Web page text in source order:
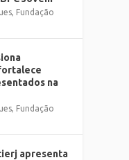
, Fundação
na
, Fundação
apresenta